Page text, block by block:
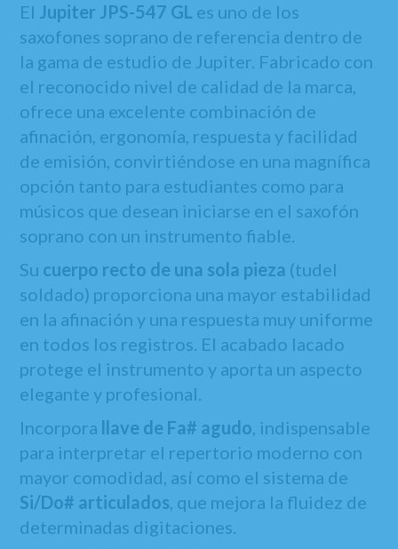
El Jupiter JPS-547 GL es uno de los
saxofones soprano de referencia dentro de
la gama de estudio de Jupiter. Fabricado con
el reconocido nivel de calidad de la marca,
ofrece una excelente combinación de
afinación, ergonomía, respuesta y facilidad
de emisión, convirtiéndose en una magnífica
opción tanto para estudiantes como para
músicos que desean iniciarse en el saxofón
soprano con un instrumento fiable.
Su cuerpo recto de una sola pieza (tudel
soldado) proporciona una mayor estabilidad
en la afinación y una respuesta muy uniforme
en todos los registros. El acabado lacado
protege el instrumento y aporta un aspecto
elegante y profesional.
Incorpora llave de Fa# agudo, indispensable
para interpretar el repertorio moderno con
mayor comodidad, así como el sistema de
Si/Do# articulados, que mejora la fluidez de
determinadas digitaciones.